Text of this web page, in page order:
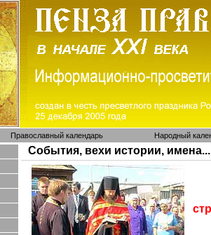
Православный календарь Народный
События, вехи истории, имена...